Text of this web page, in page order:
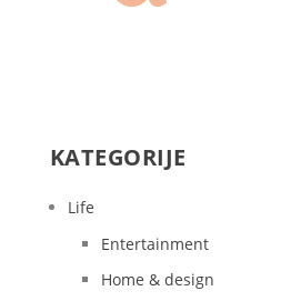
KATEGORIJE
Life
Entertainment
Home & design